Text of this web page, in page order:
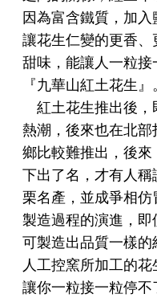
因為富含鐵質，加
讓花生仁變的更香
甜味，能讓人一粒
『九華山紅土花生』。
紅土花生推出後，
熱潮，後來也在北
鄉比較難推出，後
下出了名，才有人
栗名產，並成爭相
製造過程的演進，
可製造出品質一樣
人工控窯所加工的
讓你一粒接一粒停不